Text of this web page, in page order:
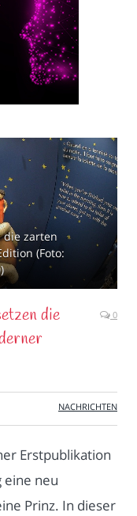
zarten
(Foto:
die
0
NACHRICHTEN
Erstpublikation
eine neu
Prinz. In dieser